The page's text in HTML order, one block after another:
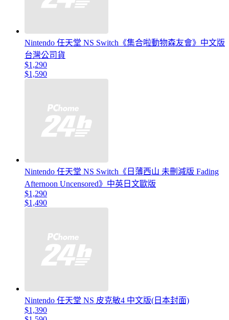
Nintendo 任天堂 NS Switch《集合啦動物森友會》中文版
台灣公司貨
$1,290
$1,590
Nintendo 任天堂 NS Switch《日薄西山 未刪減版 Fading
Afternoon Uncensored》中英日文歐版
$1,290
$1,490
Nintendo 任天堂 NS 皮克敏4 中文版(日本封面)
$1,390